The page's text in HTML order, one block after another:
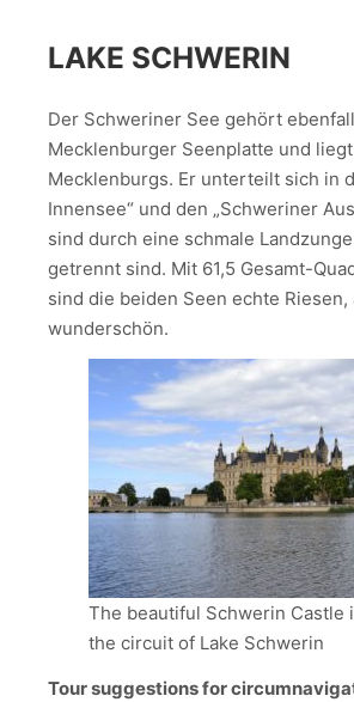
LAKE SCHWERIN
Der Schweriner See gehört
Mecklenburger Seenplatte und
Mecklenburgs. Er unterteilt sich in
Innensee“ und den „Schweriner
sind durch eine schmale
getrennt sind. Mit 61,5 Gesamt-
sind die beiden Seen echte Riesen,
wunderschön.
The beautiful Schwerin Castle
the circuit of Lake Schwerin
Tour suggestions for